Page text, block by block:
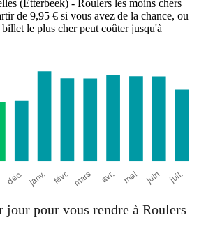
(Etterbeek) - Roulers les moins chers
de 9,95 € si vous avez de la chance, ou
le plus cher peut coûter jusqu'à
pour vous rendre à Roulers